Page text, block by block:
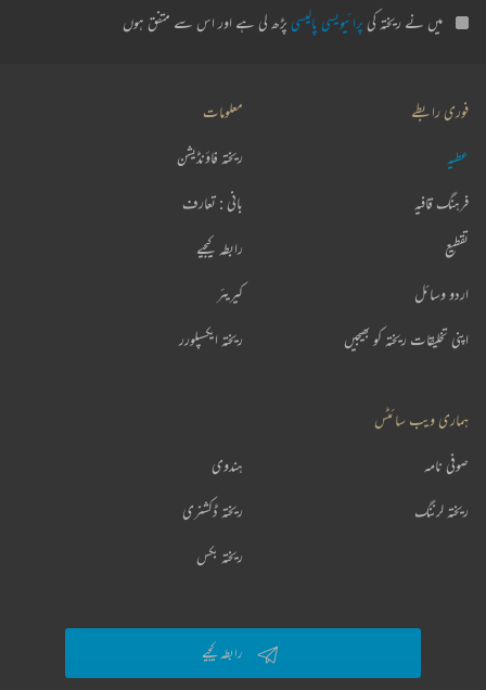
میں نے ریختہ کی پرائیویسی پالیسی پڑھ لی ہے اور اس سے متفق ہوں
فوری رابطے
عطیہ
فرہنگ قافیہ
تقطیع
اردو وسائل
اپنی تخلیقات ریختہ کو بھیجیں
معلومات
ریختہ فاؤنڈیشن
بانی : تعارف
رابطہ کیجیے
کیریئر
ریختہ ایکسپلورر
ہماری ویب سائٹس
ہندوی صوفی نامہ
ریختہ ڈکشنری ریختہ لرننگ
ریختہ بکس
رابطہ کیجیے